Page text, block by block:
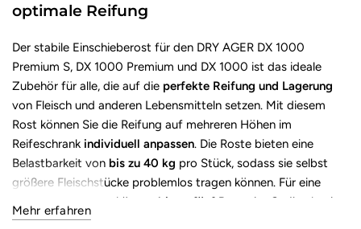
optimale Reifung
Der stabile Einschieberost für den DRY AGER DX 1000
Premium S, DX 1000 Premium und DX 1000 ist das ideale
Zubehör für alle, die auf die perfekte Reifung und Lagerung
von Fleisch und anderen Lebensmitteln setzen. Mit diesem
Rost können Sie die Reifung auf mehreren Höhen im
Reifeschrank individuell anpassen. Die Roste bieten eine
Belastbarkeit von bis zu 40 kg pro Stück, sodass sie selbst
größere Fleischstücke problemlos tragen können. Für eine
effiziente Nutzung können bis zu fünf Roste
im Gerät platziert
werden, sofern die Unterteilung sinnvoll erfolgt. Dieses
Mehr erfahren